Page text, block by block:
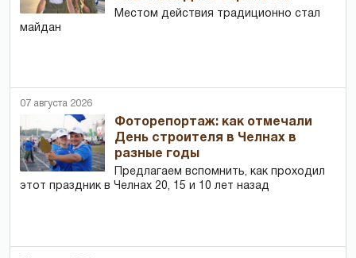
Местом действия традиционно стал
майдан
07 августа 2026
Фоторепортаж: как отмечали
День строителя в Челнах в
разные годы
Предлагаем вспомнить, как проходил
этот праздник в Челнах 20, 15 и 10 лет назад